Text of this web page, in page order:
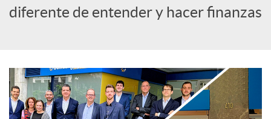
r
e
diferente de entender y hacer finanzas